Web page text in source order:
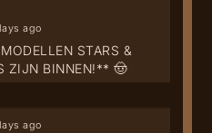
STARS &
ZIJN BINNEN!** 🤠
ago
ago